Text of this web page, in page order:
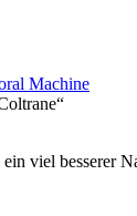
Machine
viel besserer